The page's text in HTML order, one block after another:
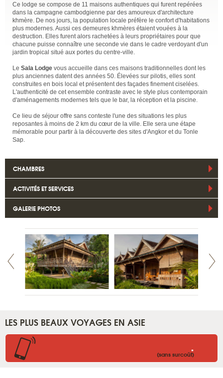
Ce lodge se compose de 11 maisons authentiques qui furent repérées
dans la campagne cambodgienne par des amoureux d'architecture
khmère. De nos jours, la population locale préfère le confort d'habitations
plus modernes. Aussi ces demeures khmères étaient vouées à la
destruction. Elles furent alors rachetées à leurs propriétaires pour que
chacune puisse connaître une seconde vie dans le cadre verdoyant d'un
jardin tropical situé aux portes du centre-ville.
Le Sala Lodge vous accueille dans ces maisons traditionnelles dont les
plus anciennes datent des années 50. Élevées sur pilotis, elles sont
construites en bois local et présentent des façades finement ciselées.
L'authenticité de cet ensemble contraste avec le style plus contemporain
d'aménagements modernes tels que le bar, la réception et la piscine.
Ce lieu de séjour offre sans conteste l'une des situations les plus
reposantes à moins de 2 km du cœur de la ville. Elle sera une étape
mémorable pour partir à la découverte des sites d'Angkor et du Tonle
Sap.
CHAMBRES
ACTIVITÉS ET SERVICES
GALERIE PHOTOS
LES PLUS BEAUX VOYAGES EN ASIE
.
(sans surcoût)